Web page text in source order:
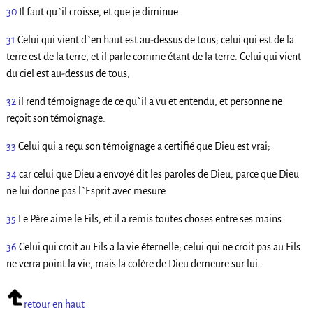
30 Il faut qu`il croisse, et que je diminue.
31 Celui qui vient d`en haut est au-dessus de tous; celui qui est de la
terre est de la terre, et il parle comme étant de la terre. Celui qui vient
du ciel est au-dessus de tous,
32 il rend témoignage de ce qu`il a vu et entendu, et personne ne
reçoit son témoignage.
33 Celui qui a reçu son témoignage a certifié que Dieu est vrai;
34car celui que Dieu a envoyé dit les paroles de Dieu, parce que Dieu
ne lui donne pas l`Esprit avec mesure.
35 Le Père aime le Fils, et il a remis toutes choses entre ses mains.
36 Celui qui croit au Fils a la vie éternelle; celui qui ne croit pas au Fils
ne verra point la vie, mais la colère de Dieu demeure sur lui.
retour en haut